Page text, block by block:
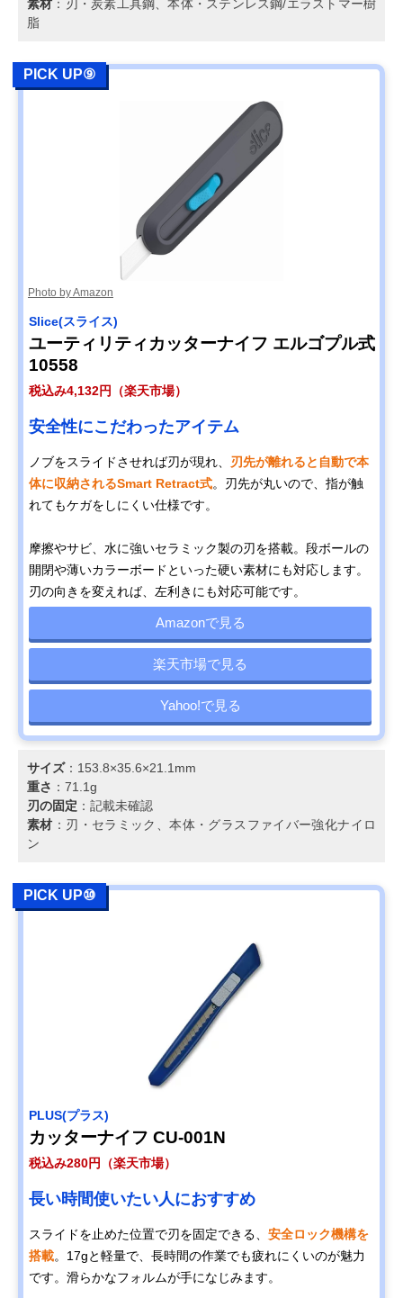
素材 ：刃・炭素工具鋼、本体・ステンレス鋼/エラストマー樹
脂
PICK UP⑨
Photo by Amazon
Slice(スライス)
ユーティリティカッターナイフ エルゴプル式
10558
税込み4,132円（楽天市場）
安全性にこだわったアイテム
ノブをスライドさせれば刃が現れ、 刃先が離れると自動で本
体に収納されるSmart Retract式。刃先が丸いので、指が触
れてもケガをしにくい仕様です。
摩擦やサビ、水に強いセラミック製の刃を搭載。段ボールの
開閉や薄いカラーボードといった硬い素材にも対応します。
刃の向きを変えれば、左利きにも対応可能です。
Amazonで見る
楽天市場で見る
Yahoo!で見る
サイズ：153.8×35.6×21.1mm
重さ ：71.1g
刃の固定 ：記載未確認
素材 ：刃・セラミック、本体・グラスファイバー強化ナイロ
ン
PICK UP⑩
PLUS(プラス)
カッターナイフ CU-001N
税込み280円（楽天市場）
長い時間使いたい人におすすめ
スライドを止めた位置で刃を固定できる、 安全ロック機構を
搭載。17gと軽量で、長時間の作業でも疲れにくいのが魅力
です。滑らかなフォルムが手になじみます。